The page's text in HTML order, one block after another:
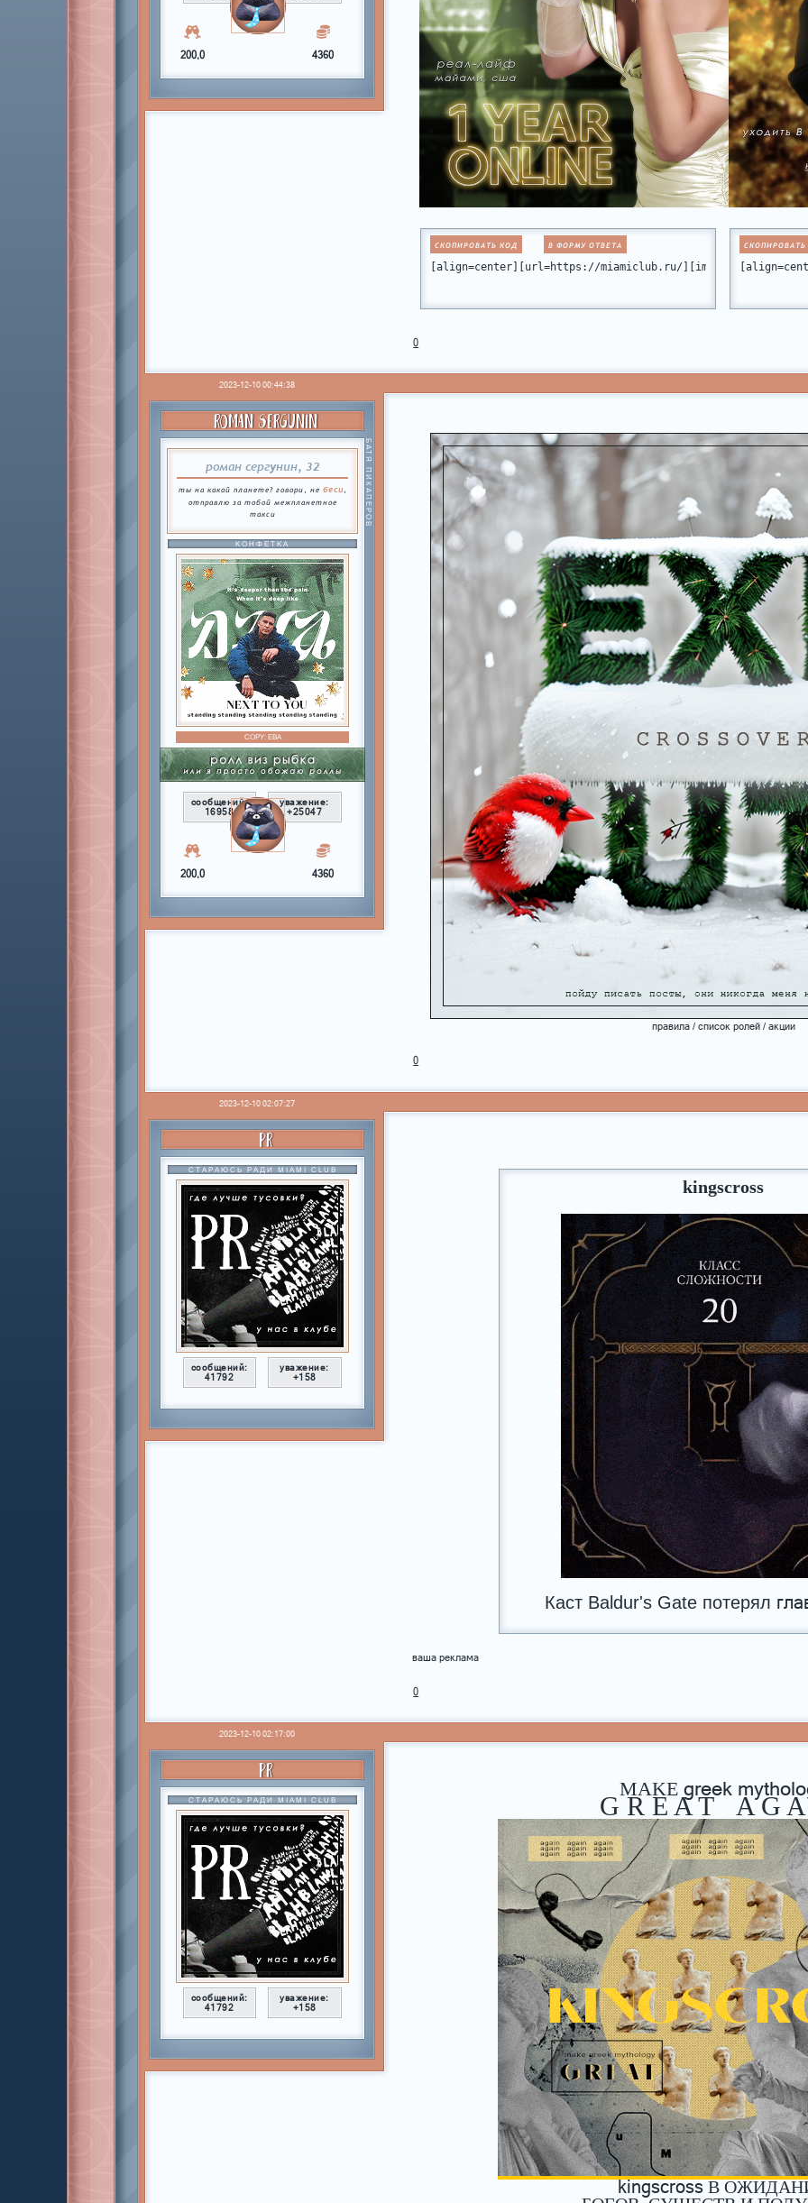
200,0 4360
СКОПИРОВАТЬ КОД В ФОРМУ ОТВЕТА
[align=center][url=https://miamiclub.ru/][img]https://
0
2023-12-10 00:44:38
ROMAN SERGUNIN
роман сергунин, 32
ты на какой планете? говори, не беси,
отправлю за тобой межпланетное
такси
БАТЯ ПИКАПЕРОВ
КОНФЕТКА
COPY:ЕВА
сообщений:
16958
уважение:
+25047
200,0 4360
правила/ список ролей/ акции
0
2023-12-10 02:07:27
PR
СТАРАЮСЬ РАДИ MIAMI CLUB
сообщений:
41792
уважение:
+158
kingscross
Каст Baldur's Gate потерял
ваша реклама
0
2023-12-10 02:17:00
PR
СТАРАЮСЬ РАДИ MIAMI CLUB
сообщений:
41792
уважение:
+158
MAKEgreek
G R E A T A G
kingscross В